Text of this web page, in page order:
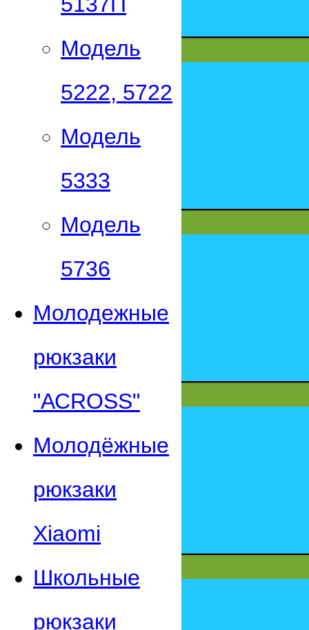
Модель
5222, 5722
Модель
5333
Модель
5736
Молодежные
рюкзаки
"АСROSS"
Молодёжные
рюкзаки
Xiaomi
Школьные
рюкзаки